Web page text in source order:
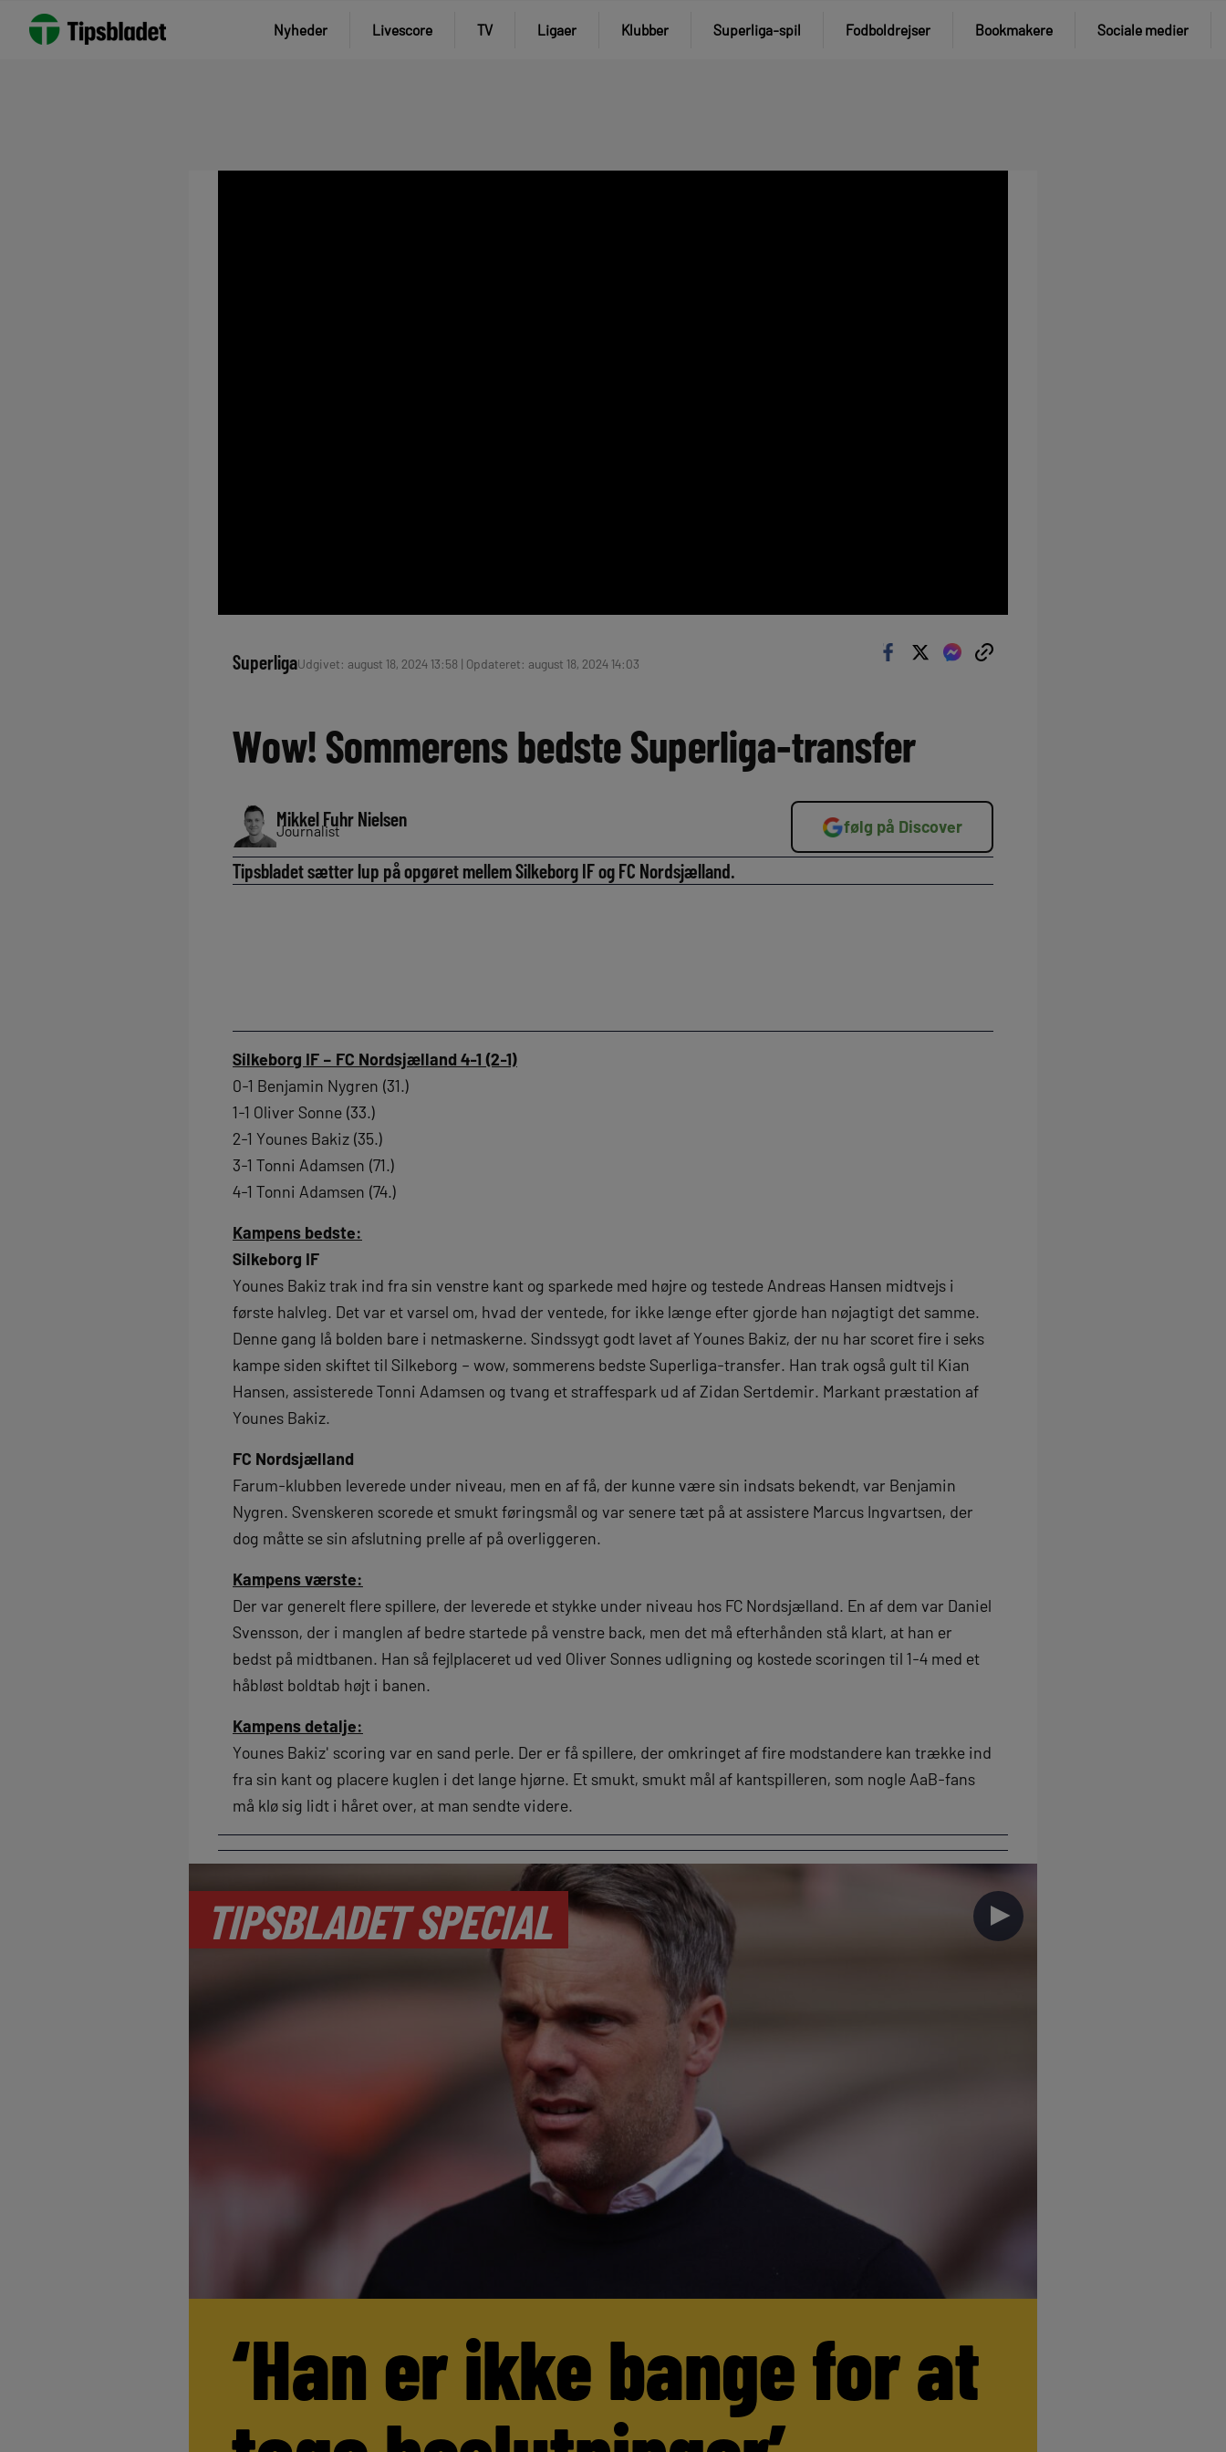
Nyheder Livescore TV Ligaer Klubber Superliga-spil Fodboldrejser Bookmakere Sociale medier
SuperligaUdgivet: august 18, 2024 13:58 | Opdateret: august 18, 2024 14:03
Wow! Sommerens bedste Superliga-transfer
Mikkel Fuhr Nielsen
Journalist følg på Discover
Tipsbladet sætter lup på opgøret mellem Silkeborg IF og FC Nordsjælland.
Silkeborg IF – FC Nordsjælland 4-1 (2-1)
0-1 Benjamin Nygren (31.)
1-1 Oliver Sonne (33.)
2-1 Younes Bakiz (35.)
3-1 Tonni Adamsen (71.)
4-1 Tonni Adamsen (74.)
Kampens bedste:
Silkeborg IF
Younes Bakiz trak ind fra sin venstre kant og sparkede med højre og testede Andreas Hansen midtvejs i
første halvleg. Det var et varsel om, hvad der ventede, for ikke længe efter gjorde han nøjagtigt det samme.
Denne gang lå bolden bare i netmaskerne. Sindssygt godt lavet af Younes Bakiz, der nu har scoret fire i seks
kampe siden skiftet til Silkeborg – wow, sommerens bedste Superliga-transfer. Han trak også gult til Kian
Hansen, assisterede Tonni Adamsen og tvang et straffespark ud af Zidan Sertdemir. Markant præstation af
Younes Bakiz.
FC Nordsjælland
Farum-klubben leverede under niveau, men en af få, der kunne være sin indsats bekendt, var Benjamin
Nygren. Svenskeren scorede et smukt føringsmål og var senere tæt på at assistere Marcus Ingvartsen, der
dog måtte se sin afslutning prelle af på overliggeren.
Kampens værste:
Der var generelt flere spillere, der leverede et stykke under niveau hos FC Nordsjælland. En af dem var Daniel
Svensson, der i manglen af bedre startede på venstre back, men det må efterhånden stå klart, at han er
bedst på midtbanen. Han så fejlplaceret ud ved Oliver Sonnes udligning og kostede scoringen til 1-4 med et
håbløst boldtab højt i banen.
Kampens detalje:
Younes Bakiz' scoring var en sand perle. Der er få spillere, der omkringet af fire modstandere kan trække ind
fra sin kant og placere kuglen i det lange hjørne. Et smukt, smukt mål af kantspilleren, som nogle AaB-fans
må klø sig lidt i håret over, at man sendte videre.
TIPSBLADET SPECIAL ►
‘Han er ikke bange for at